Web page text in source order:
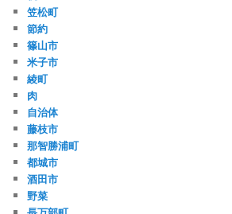
笠松町
節約
篠山市
米子市
綾町
肉
自治体
藤枝市
那智勝浦町
都城市
酒田市
野菜